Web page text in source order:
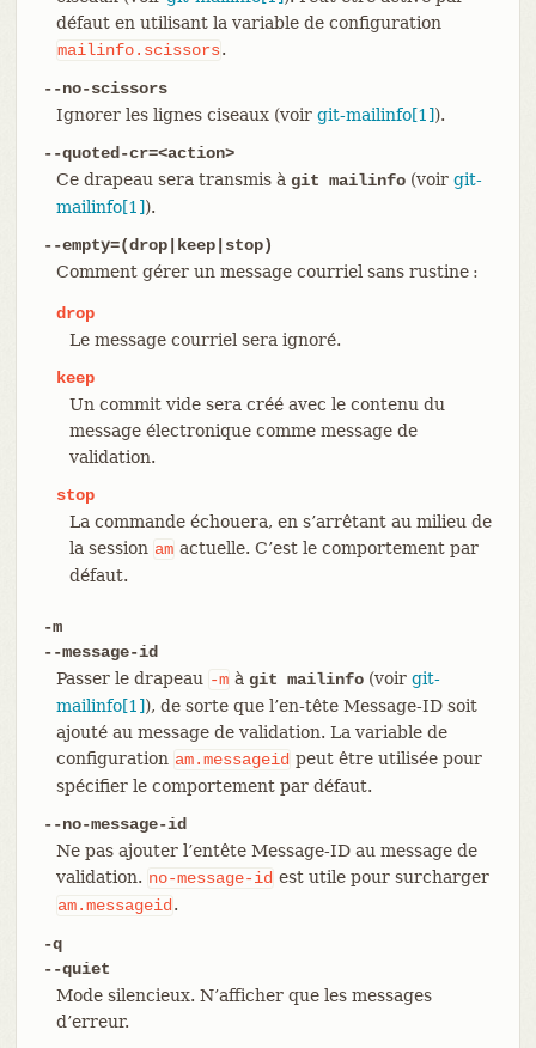
défaut en utilisant la variable de configuration
mailinfo.scissors.
--no-scissors
Ignorer les lignes ciseaux (voir git-mailinfo[1]).
--quoted-cr=<action>
Ce drapeau sera transmis à git mailinfo(voir git-
mailinfo[1]).
--empty=(drop|keep|stop)
Comment gérer un message courriel sans rustine :
drop
Le message courriel sera ignoré.
keep
Un commit vide sera créé avec le contenu du
message électronique comme message de
validation.
stop
La commande échouera, en s’arrêtant au milieu de
la session am actuelle. C’est le comportement par
défaut.
-m
--message-id
Passer le drapeau -m à git mailinfo(voir git-
mailinfo[1]), de sorte que l’en-tête Message-ID soit
ajouté au message de validation. La variable de
configuration am.messageid peut être utilisée pour
spécifier le comportement par défaut.
--no-message-id
Ne pas ajouter l’entête Message-ID au message de
validation. no-message-id est utile pour surcharger
am.messageid .
-q
--quiet
Mode silencieux. N’afficher que les messages
d’erreur.